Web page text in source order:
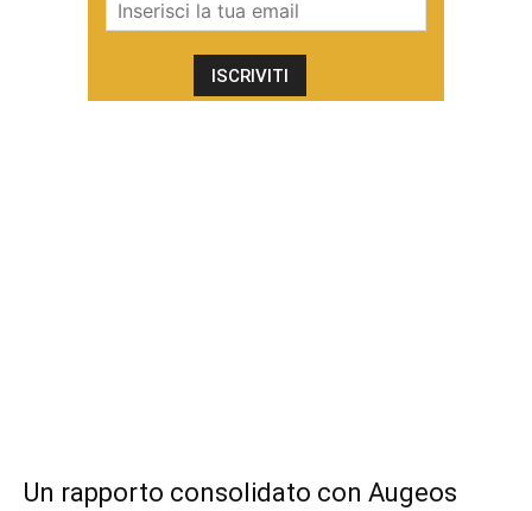
Un rapporto consolidato con Augeos